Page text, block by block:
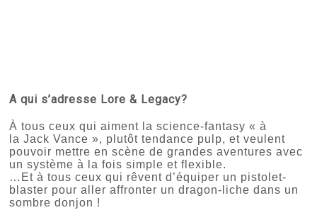
A qui s’adresse Lore & Legacy?
À tous ceux qui aiment la science-fantasy « à
la Jack Vance », plutôt tendance pulp, et veulent
pouvoir mettre en scène de grandes aventures avec
un système à la fois simple et flexible.
…Et à tous ceux qui rêvent d’équiper un pistolet-
blaster pour aller affronter un dragon-liche dans un
sombre donjon !